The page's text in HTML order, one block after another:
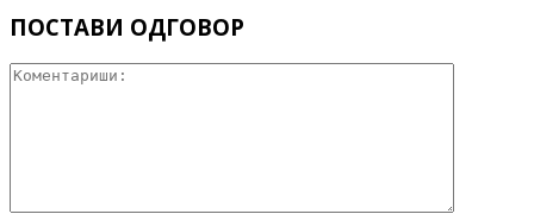
ПОСТАВИ ОДГОВОР